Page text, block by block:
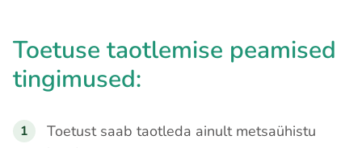
Toetuse taotlemise peamised
tingimused:
Toetust saab taotleda ainult metsaühistu